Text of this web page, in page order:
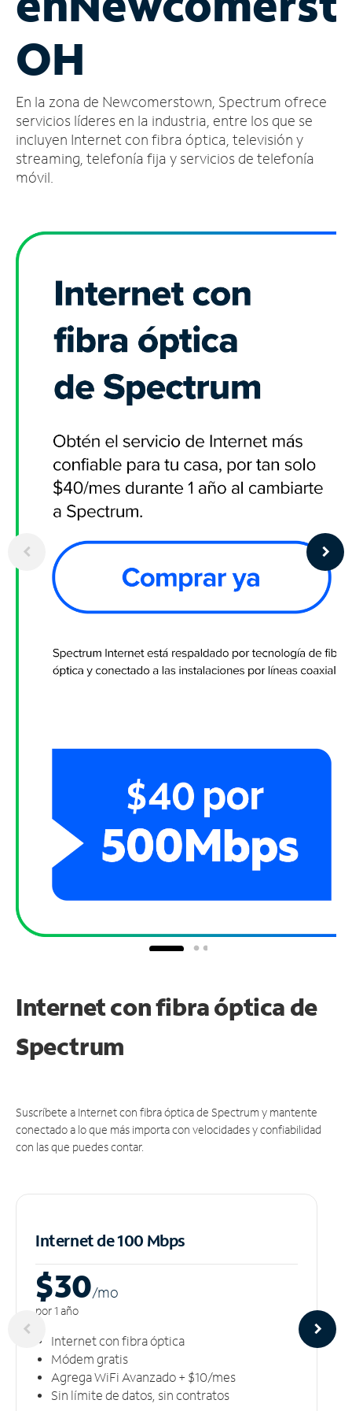
cuenta
Encuentra
tienda
OH
En la zona de Newcomerstown, Spectrum ofrece
servicios líderes en la industria, entre los que se
incluyen Internet con fibra óptica, televisión y
streaming, telefonía fija y servicios de telefonía
móvil.
Internet con fibra óptica de
Spectrum
Suscríbete a Internet con fibra óptica de Spectrum y mantente
conectado a lo que más importa con velocidades y confiabilidad
con las que puedes contar.
Internet de 100 Mbps
$30/mo
por 1 año
Internet con fibra óptica
Módem gratis
Agrega WiFi Avanzado + $10/mes
Sin límite de datos, sin contratos